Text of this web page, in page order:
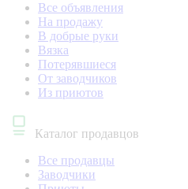
Все объявления
На продажу
В добрые руки
Вязка
Потерявшиеся
От заводчиков
Из приютов
Каталог продавцов
Все продавцы
Заводчики